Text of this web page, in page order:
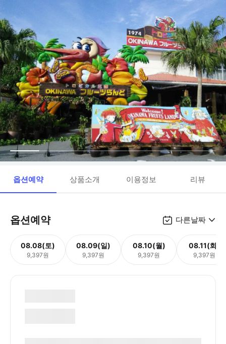
옵션예약 상품소개 이용정보 리뷰
옵션예약 다른날짜
08.08(토)
9,397원
08.09(일)
9,397원
08.10(월)
9,397원
08.11(화)
9,397원